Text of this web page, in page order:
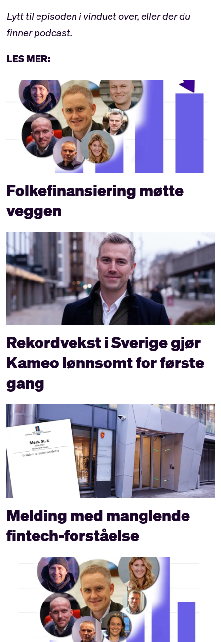
Lytt til episoden i vinduet over, eller der du
finner podcast.
LES MER:
Folkefinansiering møtte
veggen
Rekordvekst i Sverige gjør
Kameo lønnsomt for første
gang
Melding med manglende
fintech-forståelse